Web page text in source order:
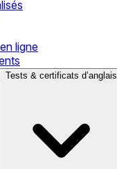
ligne
Tests & certificats d’anglais